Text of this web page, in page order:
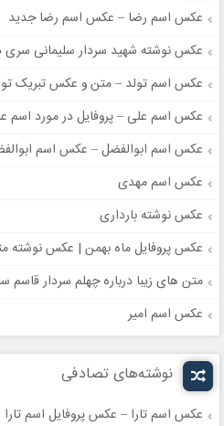
عکس اسم رضا – عکس اسم رضا جدید
عکس نوشته شهید سردار سلیمانی سری
عکس اسم تولد – متن و عکس تبریک
عکس اسم علی – پروفایل در مورد اسم
عکس اسم ابوالفضل – عکس اسم
عکس اسم مهدی
عکس نوشته بارداری
عکس پروفایل ماه بهمن | عکس نوشته
متن های زیبا درباره چهلم سردار قاسم
عکس اسم امیر
نوشته‌های تصادفی
عکس اسم تارا – عکس پروفایل اسم تارا